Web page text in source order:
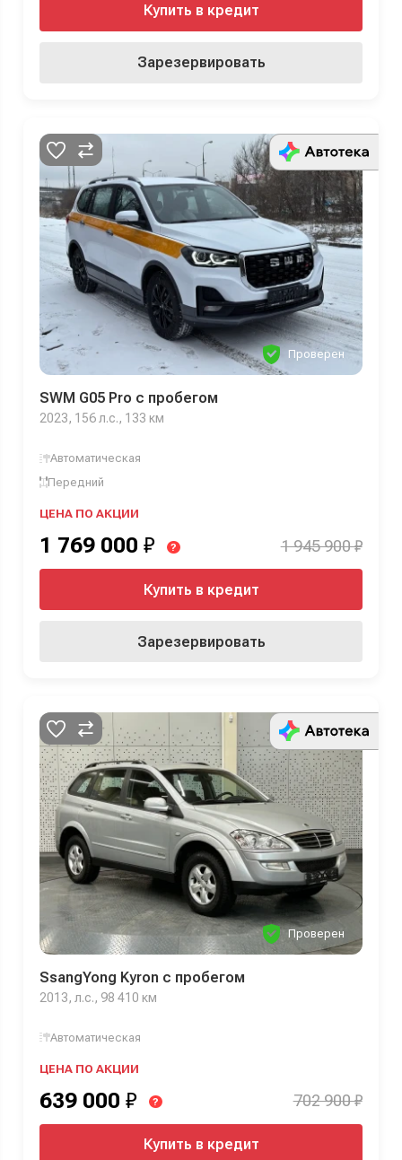
Купить в кредит
Зарезервировать
Проверен
SWM G05 Pro с пробегом
2023, 156 л.с., 133 км
Автоматическая
Передний
ЦЕНА ПО АКЦИИ
1 769 000 ₽ ? 1 945 900 ₽
Купить в кредит
Зарезервировать
Проверен
SsangYong Kyron с пробегом
2013, л.с., 98 410 км
Автоматическая
ЦЕНА ПО АКЦИИ
639 000 ₽ ? 702 900 ₽
Купить в кредит